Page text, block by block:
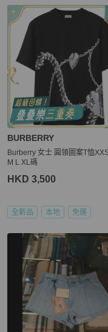
BURBERRY
Burberry 女士 圓領圖案T恤
M L XL碼
HKD 3,500
全新品 本地 免運